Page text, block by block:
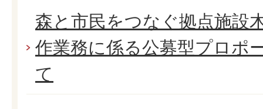
森と市民をつなぐ拠点施設
作業務に係る公募型プロポ
て